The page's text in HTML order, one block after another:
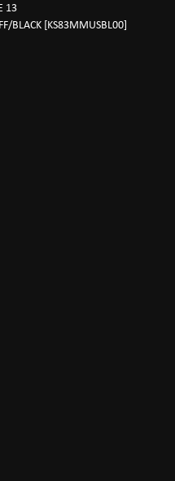
13
BLACK [KS83MMUSBL00]